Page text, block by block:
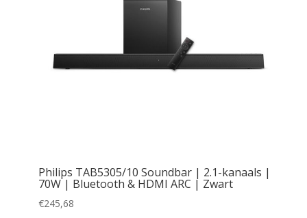
Philips TAB5305/10 Soundbar | 2.1-kanaals |
70W | Bluetooth & HDMI ARC | Zwart
€245,68